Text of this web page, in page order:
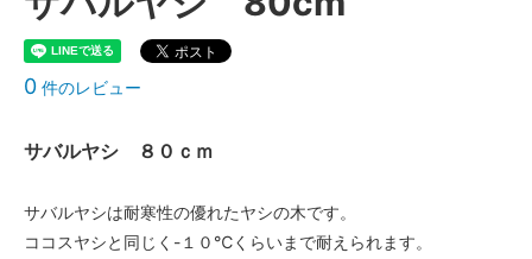
0 件のレビュー
サバルヤシ ８０ｃｍ
サバルヤシは耐寒性の優れたヤシの木です。
ココスヤシと同じく-１０℃くらいまで耐えられます。